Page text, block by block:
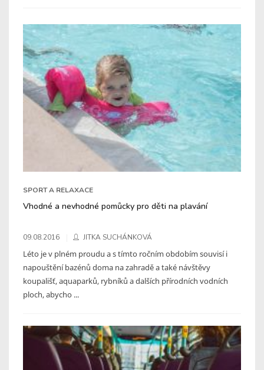
SPORT A RELAXACE
Vhodné a nevhodné pomůcky pro děti na plavání
09.08.2016 JITKA SUCHÁNKOVÁ
Léto je v plném proudu a s tímto ročním obdobím souvisí i
napouštění bazénů doma na zahradě a také návštěvy
koupališť, aquaparků, rybníků a dalších přírodních vodních
ploch, abycho ...